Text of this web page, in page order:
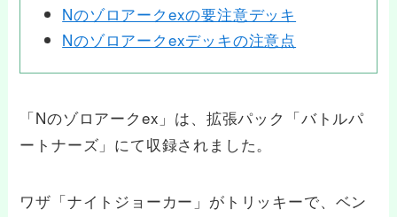
Nのゾロアークexの要注意デッキ
Nのゾロアークexデッキの注意点
「Nのゾロアークex」は、拡張パック「バトルパ
ートナーズ」にて収録されました。
ワザ「ナイトジョーカー」がトリッキーで、ベン